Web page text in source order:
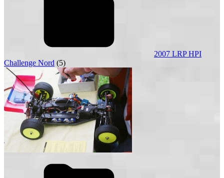
2007 LRP HPI
Challenge Nord (5)